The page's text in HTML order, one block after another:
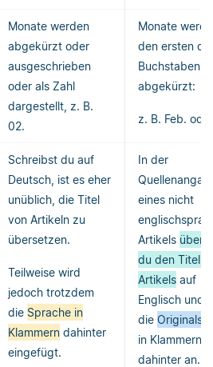
Monate werden
abgekürzt oder
ausgeschrieben
oder als Zahl
dargestellt, z. B.
02.
Monate
den ersten
Buchstaben
abgekürzt:
z. B. Feb.
Schreibst du auf
Deutsch, ist es eher
unüblich, die Titel
von Artikeln zu
übersetzen.
Teilweise wird
jedoch trotzdem
die Sprache in
Klammern dahinter
eingefügt.
In der
eines nicht
Artikels
du den Titel
Artikels auf
Englisch und
die
in Klammern
dahinter an.